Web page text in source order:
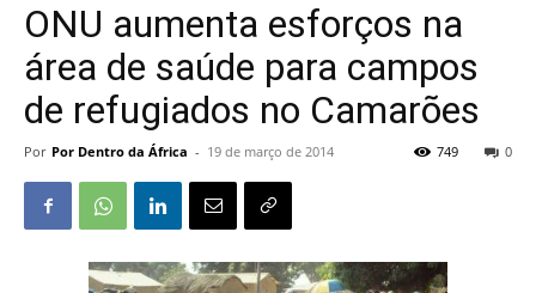
ONU aumenta esforços na
área de saúde para campos
de refugiados no Camarões
Por Por Dentro da África - 19 de março de 2014 0
749